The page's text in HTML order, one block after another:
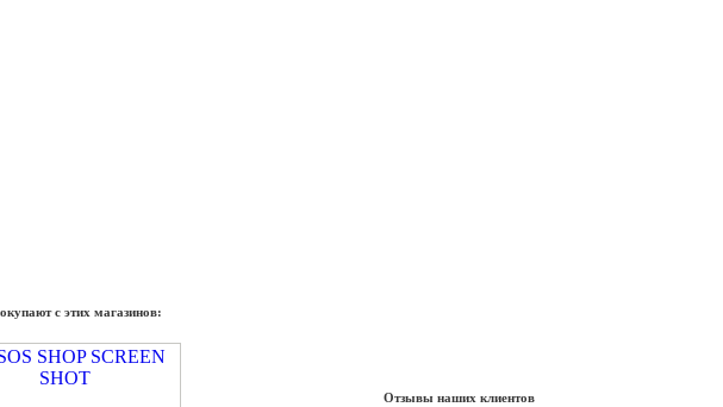
с этих магазинов:
Отзывы наших клиентов